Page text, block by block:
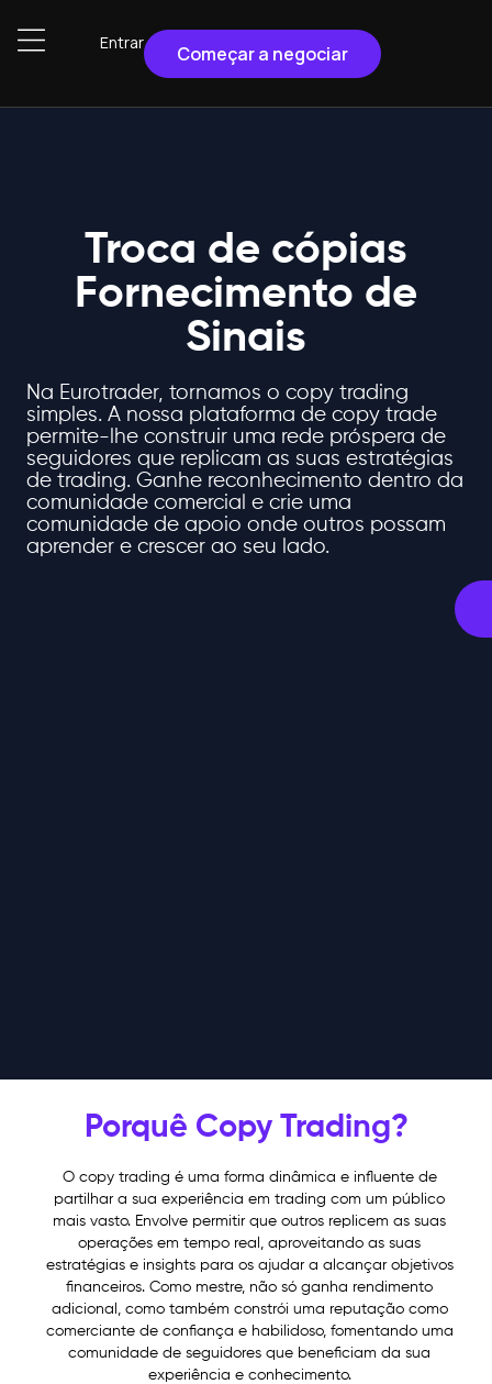
Entrar Começar a negociar
Troca de cópias
Fornecimento de
Sinais
Na Eurotrader, tornamos o copy trading
simples. A nossa plataforma de copy trade
permite-lhe construir uma rede próspera de
seguidores que replicam as suas estratégias
de trading. Ganhe reconhecimento dentro da
comunidade comercial e crie uma
comunidade de apoio onde outros possam
aprender e crescer ao seu lado.
Porquê Copy Trading?
O copy trading é uma forma dinâmica e influente de
partilhar a sua experiência em trading com um público
mais vasto. Envolve permitir que outros replicem as suas
operações em tempo real, aproveitando as suas
estratégias e insights para os ajudar a alcançar objetivos
financeiros. Como mestre, não só ganha rendimento
adicional, como também constrói uma reputação como
comerciante de confiança e habilidoso, fomentando uma
comunidade de seguidores que beneficiam da sua
experiência e conhecimento.